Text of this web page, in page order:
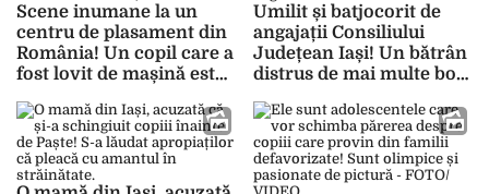
Scene inumane la un
centru de plasament din
România! Un copil care a
fost lovit de mașină este
timp ce angajaţii voiau să
muşamalizeze situaţia:
Spunem că a căzut –
FOTO, VIDEO
Umilit și batjocorit de
angajații Consiliului
Județean Iași! Un bătrân
distrus de mai multe boli
handicap grav. Abuzul
funcționarilor este
flagrant. Fiul: „Mă duc cu
coada de topor peste ei”